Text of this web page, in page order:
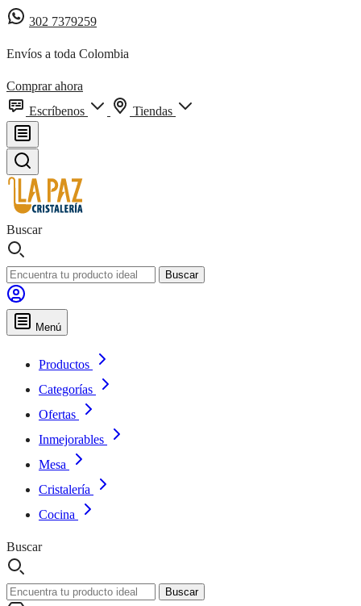
302 7379259
Envíos a toda Colombia
Comprar ahora
Escríbenos
Tiendas
Buscar
Buscar
Menú
Productos
Categorías
Ofertas
Inmejorables
Mesa
Cristalería
Cocina
Buscar
Buscar